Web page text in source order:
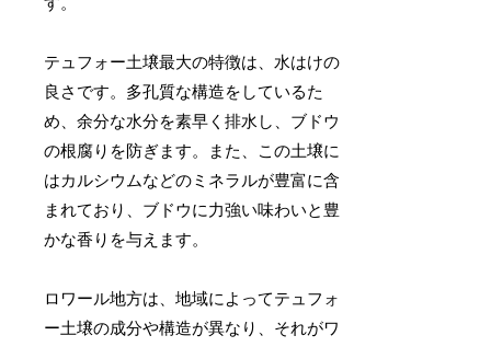
テュフォー土壌最大の特徴は、水はけの
良さです。多孔質な構造をしているた
め、余分な水分を素早く排水し、ブドウ
の根腐りを防ぎます。また、この土壌に
はカルシウムなどのミネラルが豊富に含
まれており、ブドウに力強い味わいと豊
かな香りを与えます。
ロワール地方は、地域によってテュフォ
ー土壌の成分や構造が異なり、それがワ